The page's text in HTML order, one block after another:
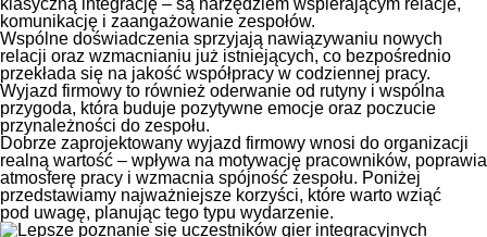
klasyczną integrację – są narzędziem wspierającym relacje,
komunikację i zaangażowanie zespołów.
Wspólne doświadczenia sprzyjają nawiązywaniu nowych
relacji oraz wzmacnianiu już istniejących, co bezpośrednio
przekłada się na jakość współpracy w codziennej pracy.
Wyjazd firmowy to również oderwanie od rutyny i wspólna
przygoda, która buduje pozytywne emocje oraz poczucie
przynależności do zespołu.
Dobrze zaprojektowany wyjazd firmowy wnosi do organizacji
realną wartość – wpływa na motywację pracowników, poprawia
atmosferę pracy i wzmacnia spójność zespołu. Poniżej
przedstawiamy najważniejsze korzyści, które warto wziąć
pod uwagę, planując tego typu wydarzenie.